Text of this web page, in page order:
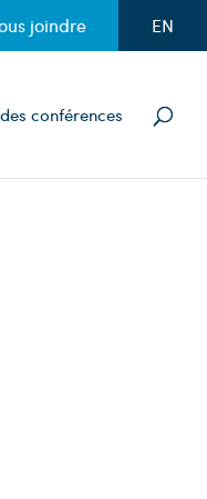
joindre EN
conférences